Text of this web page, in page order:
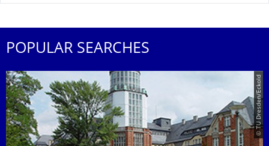
POPULAR SEARCHES
© TU Dresden/Eckold